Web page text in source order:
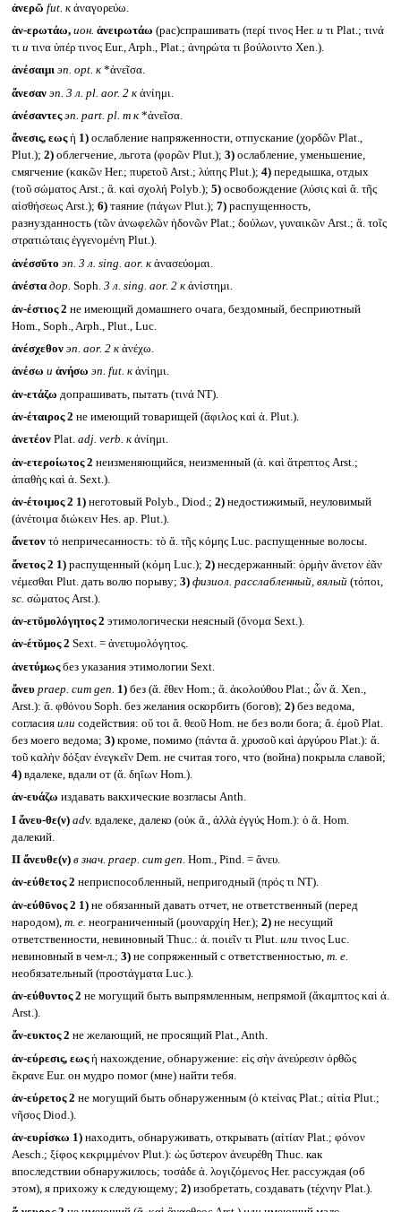
ἀνερῶ fut. кἀναγορεύω.
ἀν-ερωτάω, ион. ἀνειρωτάω (рас)спрашивать (περί τινος Her. и τι Plat.; τινά
τι и τινα ὑπέρ τινος Eur., Arph., Plat.; ἀνηρώτα τι βούλοιντο Xen.).
ἀνέσαιμι эп. opt. к*ἀνεῖσα.
ἄνεσαν эп. 3 л. pl. aor. 2 кἀνίημι.
ἀνέσαντες эп. part. pl. m к*ἀνεῖσα.
ἄνεσις, εωςἡ 1)ослабление напряженности, отпускание (χορδῶν Plat.,
Plut.); 2)облегчение, льгота (φορῶν Plut.); 3)ослабление, уменьшение,
смягчение (κακῶν Her.; πυρετοῦ Arst.; λύπης Plut.); 4)передышка, отдых
(τοῦ σώματος Arst.; ἄ. καὶ σχολή Polyb.); 5)освобождение (λύσις καὶ ἄ. τῆς
αἰσθήσεως Arst.); 6)таяние (πάγων Plut.); 7)распущенность,
разнузданность (τῶν ἀνωφελῶν ἡδονῶν Plat.; δούλων, γυναικῶν Arst.; ἄ. τοῖς
στρατιώταις ἐγγενομένη Plut.).
ἀνέσσῠτο эп. 3 л. sing. aor. кἀνασεύομαι.
ἀνέστα дор. Soph. 3 л. sing. aor. 2 кἀνίστημι.
ἀν-έστιος 2 не имеющий домашнего очага, бездомный, бесприютный
Hom., Soph., Arph., Plut., Luc.
ἀνέσχεθον эп. aor. 2 кἀνέχω.
ἀνέσω и ἀνήσω эп. fut. кἀνίημι.
ἀν-ετάζω допрашивать, пытать (τινά NT).
ἀν-έταιρος 2 не имеющий товарищей (ἄφιλος καὶ ἀ. Plut.).
ἀνετέονPlat. adj. verb. кἀνίημι.
ἀν-ετεροίωτος 2 неизменяющийся, неизменный (ἀ. καὶ ἄτρεπτος Arst.;
ἀπαθὴς καὶ ἀ. Sext.).
ἀν-έτοιμος 2 1)неготовый Polyb., Diod.; 2)недостижимый, неуловимый
(ἀνέτοιμα διώκειν Hes. ap. Plut.).
ἄνετον τό непричесанность: τὸ ἄ. τῆς κόμης Luc. распущенные волосы.
ἄνετος 2 1)распущенный (κόμη Luc.); 2)несдержанный: ὁρμὴν ἄνετον ἐᾶν
νέμεσθαι Plut. дать волю порыву; 3) физиол. расслабленный, вялый(τόποι,
sc. σώματος Arst.).
ἀν-ετῠμολόγητος 2 этимологически неясный (ὄνομα Sext.).
ἀν-έτῠμος 2 Sext. = ἀνετυμολόγητος.
ἀνετύμωςбез указания этимологии Sext.
ἄνευ praep. cum gen. 1)без (ἄ. ἕθεν Hom.; ἄ. άκολούθου Plat.; ὧν ἄ. Xen.,
Arst.): ἄ. φθόνου Soph. без желания оскорбить (богов); 2)без ведома,
согласия или содействия: οὔ τοι ἄ. θεοῦ Hom. не без воли бога; ἄ. ἐμοῦ Plat.
без моего ведома; 3)кроме, помимо (πάντα ἄ. χρυσοῦ καὶ ἀργύρου Plat.): ἄ.
τοῦ καλὴν δόξαν ἐνεγκεῖν Dem. не считая того, что (война) покрыла славой;
4)вдалеке, вдали от (ἄ. δηΐων Hom.).
ἀν-ευάζω издавать вакхические возгласы Anth.
I ἄνευ-θε(ν) adv. вдалеке, далеко (οὐκ ἄ., ἀλλὰ ἐγγύς Hom.): ὁ ἄ. Hom.
далекий.
II ἄνευθε(ν) в знач. praep. cum gen. Hom., Pind. = ἄνευ.
ἀν-εύθετος 2 неприспособленный, непригодный (πρός τι NT).
ἀν-εύθῡνος 2 1)не обязанный давать отчет, не ответственный (перед
народом), т. е. неограниченный (μουναρχίη Her.); 2)не несущий
ответственности, невиновный Thuc.: ἀ. ποιεῖν τι Plut. или τινος Luc.
невиновный в чем-л.; 3)не сопряженный с ответственностью, т. е.
необязательный (προστάγματα Luc.).
ἀν-εύθυντος 2 не могущий быть выпрямленным, непрямой (ἄκαμπτος καὶ ἀ.
Arst.).
ἄν-ευκτος 2 не желающий, не просящий Plat., Anth.
ἀν-εύρεσις, εωςἡ нахождение, обнаружение: εἰς σὴν ἀνεύρεσιν ὀρθῶς
ἔκρανε Eur. он мудро помог (мне) найти тебя.
ἀν-εύρετος 2 не могущий быть обнаруженным (ὁ κτείνας Plat.; αἰτία Plut.;
νῆσος Diod.).
ἀν-ευρίσκω 1)находить, обнаруживать, открывать (αἰτίαν Plat.; φόνον
Aesch.; ξίφος κεκριμμένον Plut.): ὡς ὕστερον ἀνευρέθη Thuc. как
впоследствии обнаружилось; τοσάδε ἀ. λογιζόμενος Her. рассуждая (об
этом), я прихожу к следующему; 2)изобретать, создавать (τέχνην Plat.).